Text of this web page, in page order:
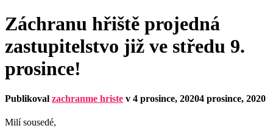
Záchranu hřiště projedná
zastupitelstvo již ve středu 9.
prosince!
Publikoval zachranme hriste v 4 prosince, 20204 prosince, 2020
Milí sousedé,